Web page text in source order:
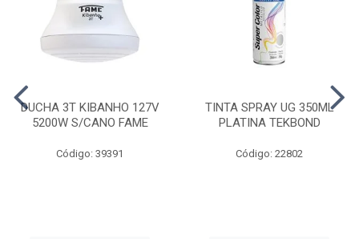
DUCHA 3T KIBANHO 127V
5200W S/CANO FAME
Código: 39391
TINTA SPRAY UG 350ML
PLATINA TEKBOND
Código: 22802